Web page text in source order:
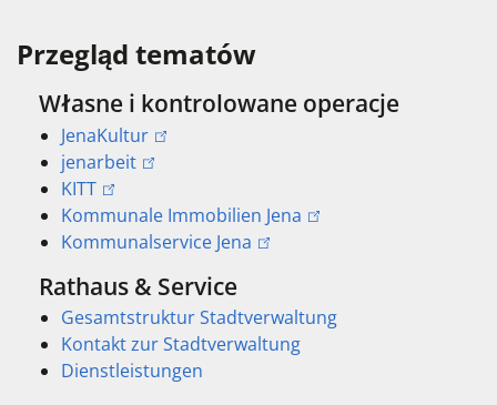
Przegląd tematów
Własne i kontrolowane operacje
JenaKultur
jenarbeit
KITT
Kommunale Immobilien Jena
Kommunalservice Jena
Rathaus & Service
Gesamtstruktur Stadtverwaltung
Kontakt zur Stadtverwaltung
Dienstleistungen